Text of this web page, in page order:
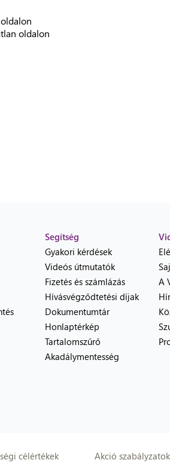
oldalon
Segítség
Gyakori kérdések
Videós útmutatók
Fizetés és számlázás
Hívásvégződtetési díjak
Dokumentumtár
Honlaptérkép
Tartalomszűrő
Akadálymentesség
A
célértékek Akció szabályzatok